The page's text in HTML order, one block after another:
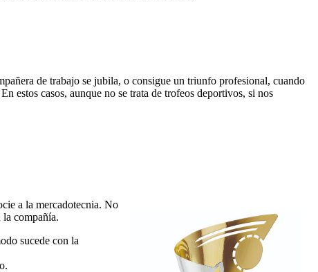
de trabajo se jubila, o consigue un triunfo profesional, cuando
estos casos, aunque no se trata de trofeos deportivos, si nos
a la mercadotecnia. No
la compañía.
sucede con la